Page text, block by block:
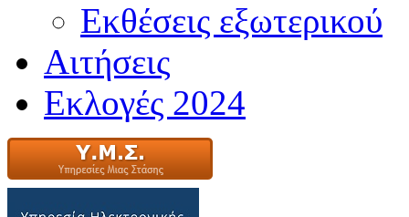
Εκθέσεις εξωτερικού
Αιτήσεις
Εκλογές 2024